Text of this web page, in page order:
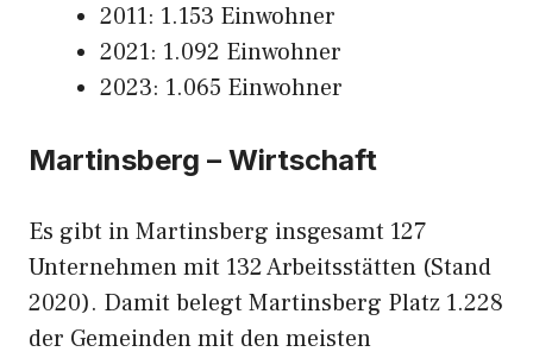
2011: 1.153 Einwohner
2021: 1.092 Einwohner
2023: 1.065 Einwohner
Martinsberg – Wirtschaft
Es gibt in Martinsberg insgesamt 127
Unternehmen mit 132 Arbeitsstätten (Stand
2020). Damit belegt Martinsberg Platz 1.228
der Gemeinden mit den meisten